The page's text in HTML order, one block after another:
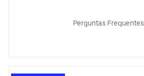
Perguntas Frequentes